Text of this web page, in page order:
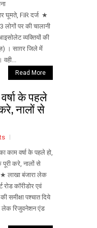
घूमते, FIR दर्ज ★
लोगों पर की चालानी
व्यक्तियों की
। साग़र जिले में
वही...
Read More
के पहले
नालों से
काम वर्षा के पहले हो,
करे, नालों से
लाखा बंजारा लेक
काॅरीडोर एवं
समीक्षा पश्चात दिये
लेक रिजुवनेशन एंड